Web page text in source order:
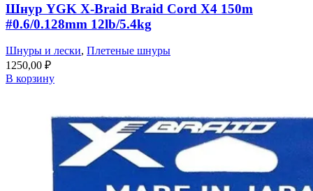
Шнур YGK X-Braid Braid Cord X4 150m
#0.6/0.128mm 12lb/5.4kg
Шнуры и лески, Плетеные шнуры
1250,00 ₽
В корзину